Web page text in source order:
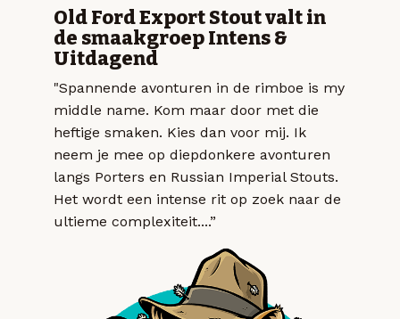
Old Ford Export Stout valt in
de smaakgroep Intens &
Uitdagend
"Spannende avonturen in de rimboe is my
middle name. Kom maar door met die
heftige smaken. Kies dan voor mij. Ik
neem je mee op diepdonkere avonturen
langs Porters en Russian Imperial Stouts.
Het wordt een intense rit op zoek naar de
ultieme complexiteit....”